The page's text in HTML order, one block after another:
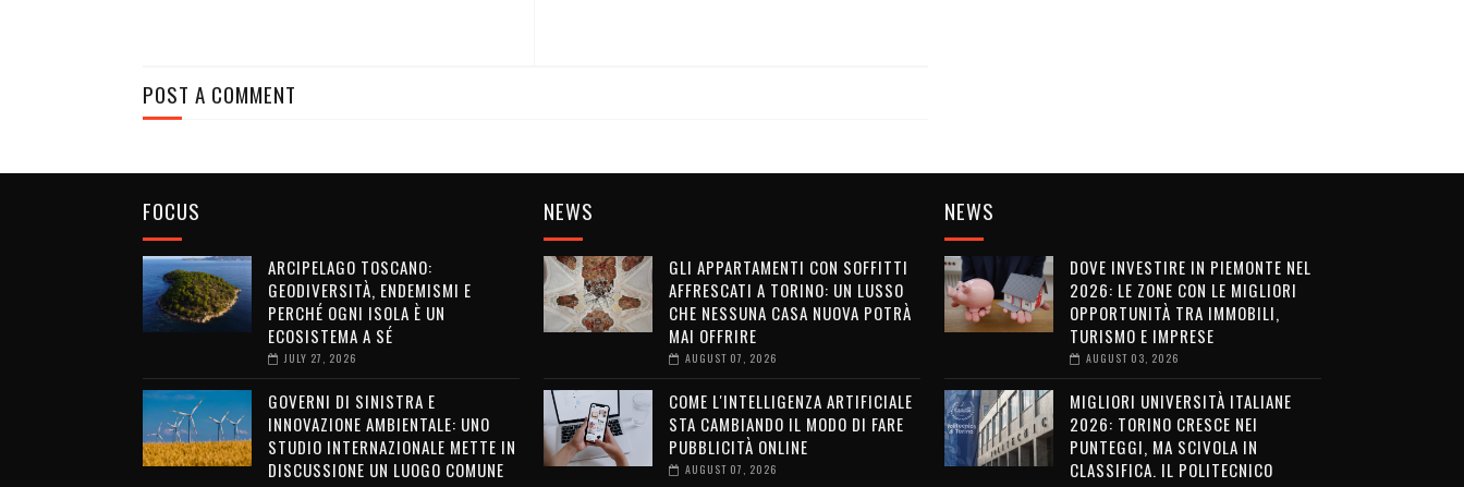
POST A COMMENT
FOCUS
ARCIPELAGO TOSCANO:
GEODIVERSITÀ, ENDEMISMI E
PERCHÉ OGNI ISOLA È UN
ECOSISTEMA A SÉ
JULY 27, 2026
GOVERNI DI SINISTRA E
INNOVAZIONE AMBIENTALE: UNO
STUDIO INTERNAZIONALE METTE IN
DISCUSSIONE UN LUOGO COMUNE
NEWS
GLI APPARTAMENTI CON SOFFITTI
AFFRESCATI A TORINO: UN LUSSO
CHE NESSUNA CASA NUOVA POTRÀ
MAI OFFRIRE
AUGUST 07, 2026
COME L'INTELLIGENZA ARTIFICIALE
STA CAMBIANDO IL MODO DI FARE
PUBBLICITÀ ONLINE
AUGUST 07, 2026
NEWS
DOVE INVESTIRE IN PIEMONTE NEL
2026: LE ZONE CON LE MIGLIORI
OPPORTUNITÀ TRA IMMOBILI,
TURISMO E IMPRESE
AUGUST 03, 2026
MIGLIORI UNIVERSITÀ ITALIANE
2026: TORINO CRESCE NEI
PUNTEGGI, MA SCIVOLA IN
CLASSIFICA. IL POLITECNICO